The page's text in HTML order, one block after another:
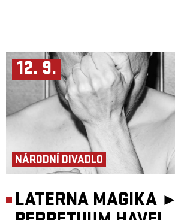
12. 9.
NÁRODNÍ DIVADLO
LATERNA MAGIKA ►